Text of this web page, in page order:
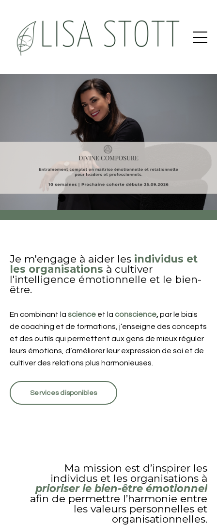
Je m'engage à aider les individus et
les organisations à cultiver
l'intelligence émotionnelle et le bien-
être.
En combinant la science et la conscience,par le biais
de coaching et de formations, j’enseigne des concepts
et des outils qui permettent aux gens de mieux réguler
leurs émotions, d’améliorer leur expression de soi et de
cultiver des relations plus harmonieuses.
Services disponibles
Ma mission est d’inspirer les
individus et les organisations à
prioriser le bien-être émotionnel
afin de permettre l’harmonie entre
les valeurs personnelles et
organisationnelles.